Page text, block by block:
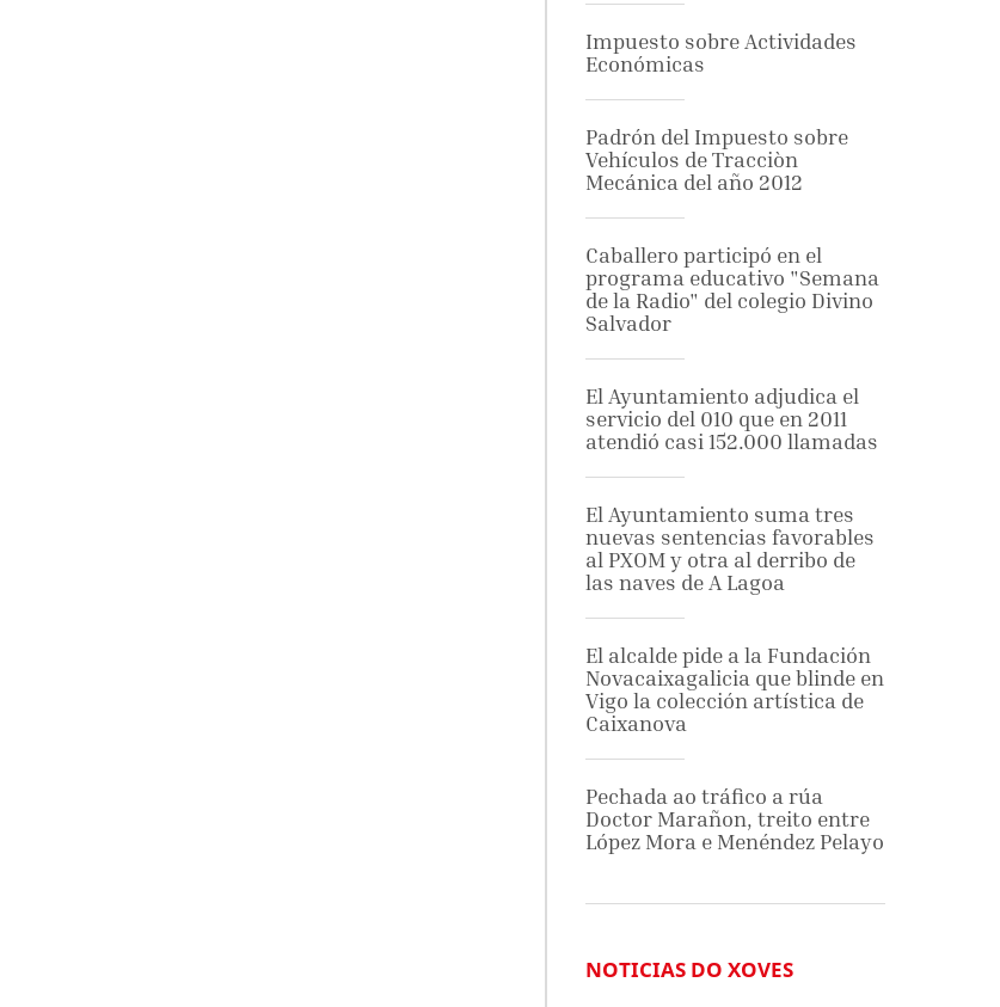
Impuesto sobre Actividades
Económicas
Padrón del Impuesto sobre
Vehículos de Tracciòn
Mecánica del año 2012
Caballero participó en el
programa educativo "Semana
de la Radio" del colegio Divino
Salvador
El Ayuntamiento adjudica el
servicio del 010 que en 2011
atendió casi 152.000 llamadas
El Ayuntamiento suma tres
nuevas sentencias favorables
al PXOM y otra al derribo de
las naves de A Lagoa
El alcalde pide a la Fundación
Novacaixagalicia que blinde en
Vigo la colección artística de
Caixanova
Pechada ao tráfico a rúa
Doctor Marañon, treito entre
López Mora e Menéndez Pelayo
NOTICIAS DO XOVES